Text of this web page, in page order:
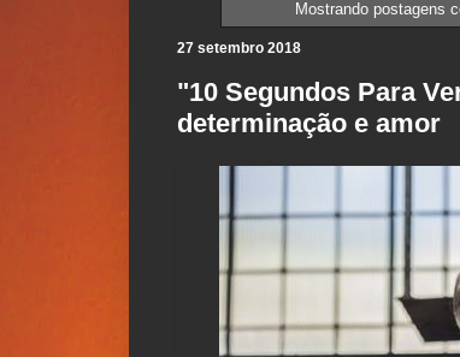
Mostrando postagens
27 setembro 2018
"10 Segundos Para
determinação e amor